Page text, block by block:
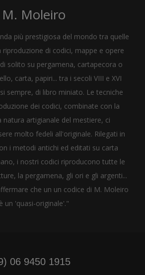
M. Moleiro
più prestigiosa del mondo tra quelle
riproduzione di codici, mappe e opere
solito su pergamena, cartapecora o
carta, papiri... tra i secoli VIII e XVI
sempre, di libro miniato. Le tecniche
dei codici, combinate con la
natura artigianale del mestiere, ci
molto fedeli all'originale. Rilegati in
i metodi antichi ed editati su carta
i nostri codici riproducono tutte le
la pergamena, gli ori e gli argenti...
che un un codice di M. Moleiro
è un 'quasi-originale'."
06 9450 1915